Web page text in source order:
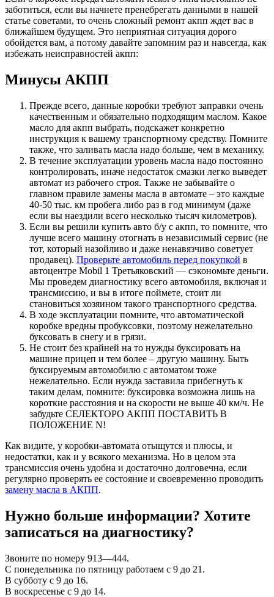
заботиться, если вы начнете пренебрегать данными в нашей
статье советами, то очень сложный ремонт акпп ждет вас в
ближайшем будущем. Это неприятная ситуация дорого
обойдется вам, а потому давайте запомним раз и навсегда, как
избежать неисправностей акпп:
Минусы АКПП
Прежде всего, данные коробки требуют заправки очень
качественным и обязательно подходящим маслом. Какое
масло для акпп выбрать, подскажет конкретно
инструкция к вашему транспортному средству. Помните
также, что заливать масла надо больше, чем в механику.
В течение эксплуатации уровень масла надо постоянно
контролировать, иначе недостаток смазки легко выведет
автомат из рабочего строя. Также не забывайте о
главном правиле замены масла в автомате – это каждые
40-50 тыс. км пробега либо раз в год минимум (даже
если вы наездили всего несколько тысяч километров).
Если вы решили купить авто б/у с акпп, то помните, что
лучше всего машину отогнать в независимый сервис (не
тот, который назойливо и даже ненавязчиво советует
продавец). Проверьте автомобиль перед покупкой в
автоцентре Mobil 1 Третьяковский — сэкономьте деньги.
Мы проведем диагностику всего автомобиля, включая и
трансмиссию, и вы в итоге поймете, стоит ли
становиться хозяином такого транспортного средства.
В ходе эксплуатации помните, что автоматической
коробке вредны пробуксовки, поэтому нежелательно
буксовать в снегу и в грязи.
Не стоит без крайней на то нужды буксировать на
машине прицеп и тем более – другую машину. Быть
буксируемым автомобилю с автоматом тоже
нежелательно. Если нужда заставила прибегнуть к
таким делам, помните: буксировка возможна лишь на
короткие расстояния и на скорости не выше 40 км/ч. Не
забудьте СЕЛЕКТОРО АКПП ПОСТАВИТЬ В
ПОЛОЖЕНИЕ N!
Как видите, у коробки-автомата отыщутся и плюсы, и
недостатки, как и у всякого механизма. Но в целом эта
трансмиссия очень удобна и достаточно долговечна, если
регулярно проверять ее состояние и своевременно проводить
замену масла в АКПП.
Нужно больше информации? Хотите
записаться на диагностику?
Звоните по номеру 913—444.
С понедельника по пятницу работаем с 9 до 21.
В субботу с 9 до 16.
В воскресенье с 9 до 14.